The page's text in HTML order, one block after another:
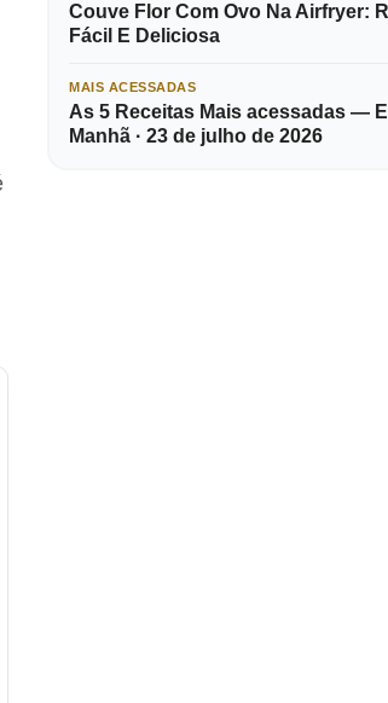
Couve Flor Com Ovo Na Airfryer:
Fácil E Deliciosa
MAIS ACESSADAS
As 5 Receitas Mais acessadas —
Manhã · 23 de julho de 2026